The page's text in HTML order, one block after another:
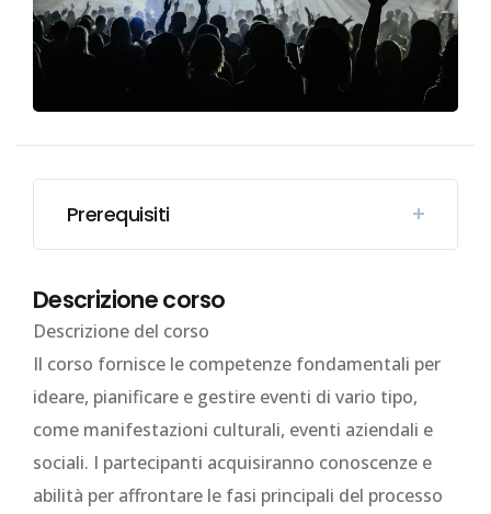
Prerequisiti
Descrizione corso
Descrizione del corso
Il corso fornisce le competenze fondamentali per
ideare, pianificare e gestire eventi di vario tipo,
come manifestazioni culturali, eventi aziendali e
sociali. I partecipanti acquisiranno conoscenze e
abilità per affrontare le fasi principali del processo